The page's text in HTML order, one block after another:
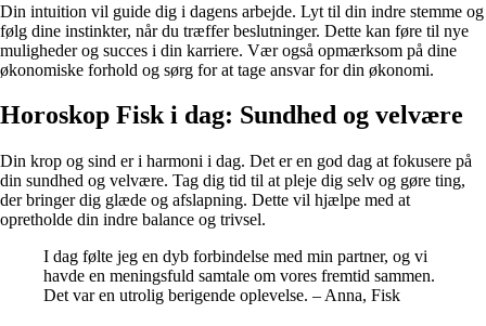
Din intuition vil guide dig i dagens arbejde. Lyt til din indre stemme og
følg dine instinkter, når du træffer beslutninger. Dette kan føre til nye
muligheder og succes i din karriere. Vær også opmærksom på dine
økonomiske forhold og sørg for at tage ansvar for din økonomi.
Horoskop Fisk i dag: Sundhed og velvære
Din krop og sind er i harmoni i dag. Det er en god dag at fokusere på
din sundhed og velvære. Tag dig tid til at pleje dig selv og gøre ting,
der bringer dig glæde og afslapning. Dette vil hjælpe med at
opretholde din indre balance og trivsel.
I dag følte jeg en dyb forbindelse med min partner, og vi
havde en meningsfuld samtale om vores fremtid sammen.
Det var en utrolig berigende oplevelse. – Anna, Fisk